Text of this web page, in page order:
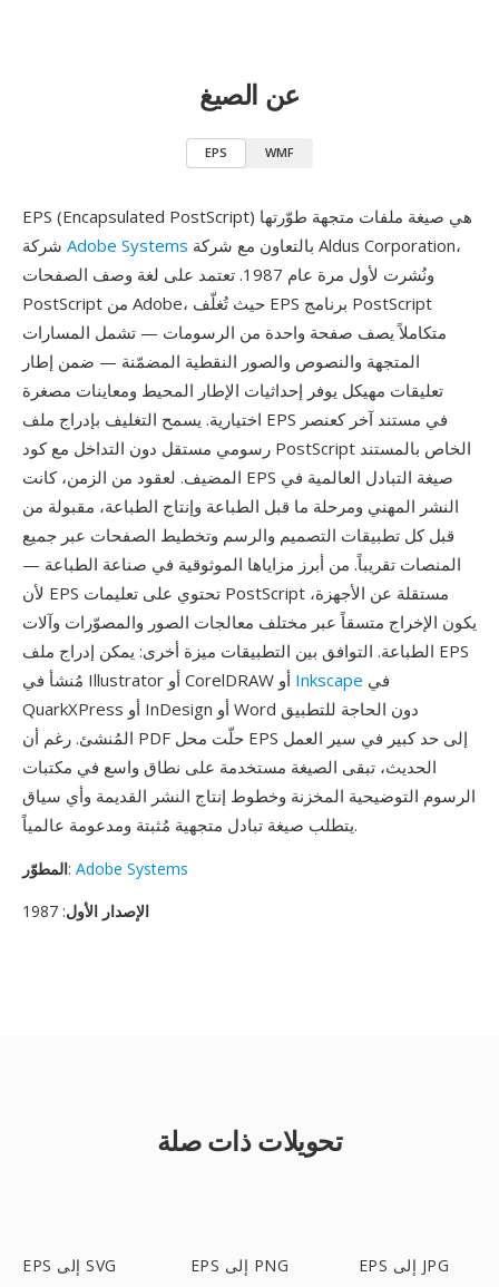
عن الصيغ
EPS WMF
EPS (Encapsulated PostScript) هي صيغة ملفات متجهة طوّرتها
Adobe Systems
ونُشرت لأول مرة عام 1987. تعتمد على لغة وصف الصفحات
PostScript من Adobe، حيث تُغلّف EPS برنامج PostScript
متكاملاً يصف صفحة واحدة من الرسومات — تشمل المسارات
المتجهة والنصوص والصور النقطية المضمّنة — ضمن إطار
تعليقات مهيكل يوفر إحداثيات الإطار المحيط ومعاينات مصغرة
اختيارية. يسمح التغليف بإدراج ملف EPS في مستند آخر كعنصر
رسومي مستقل دون التداخل مع كود PostScript الخاص بالمستند
المضيف. لعقود من الزمن، كانت EPS صيغة التبادل العالمية في
النشر المهني ومرحلة ما قبل الطباعة وإنتاج الطباعة، مقبولة من
قبل كل تطبيقات التصميم والرسم وتخطيط الصفحات عبر جميع
المنصات تقريباً. من أبرز مزاياها الموثوقية في صناعة الطباعة —
لأن EPS تحتوي على تعليمات PostScript مستقلة عن الأجهزة،
يكون الإخراج متسقاً عبر مختلف معالجات الصور والمصوّرات وآلات
الطباعة. التوافق بين التطبيقات ميزة أخرى: يمكن إدراج ملف EPS
Inkscape
QuarkXPress أو InDesign أو Word دون الحاجة للتطبيق
المُنشئ. رغم أن PDF حلّت محل EPS إلى حد كبير في سير العمل
الحديث، تبقى الصيغة مستخدمة على نطاق واسع في مكتبات
الرسوم التوضيحية المخزنة وخطوط إنتاج النشر القديمة وأي سياق
يتطلب صيغة تبادل متجهية مُثبتة ومدعومة عالمياً.
المطوّر: Adobe Systems
الإصدار الأول: 1987
تحويلات ذات صلة
EPS إلى SVG EPS إلى PNG EPS إلى JPG